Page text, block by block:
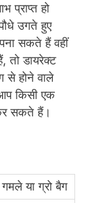
प्राप्त हो
उगते हुए
सकते हैं वहीं
तो डायरेक्ट
से होने वाले
किसी एक
सकते हैं।
गमले या ग्रो बैग